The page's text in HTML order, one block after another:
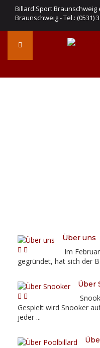
Billard Sport Braunschweig
Braunschweig - Tel.: (0531)
Über uns
Im
gegründet, hat sich der
Über
Gespielt wird Snooker
jeder ...